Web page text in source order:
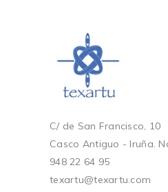
C/ de San Francisco, 10
Casco Antiguo - Iruña.
948 22 64 95
texartu@texartu.com